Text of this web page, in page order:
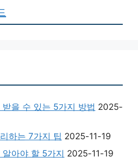
을 수 있는 5가지 방법 2025-
하는 7가지 팁 2025-11-19
아야 할 5가지 2025-11-19